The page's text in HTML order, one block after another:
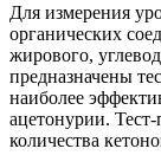
Для измерения
органических
жирового,
предназначены
наиболее
ацетонурии.
количества